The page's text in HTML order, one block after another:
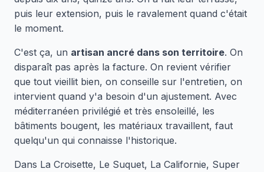
puis leur extension, puis le ravalement quand c'était
le moment.
C'est ça, un artisan ancré dans son territoire. On
disparaît pas après la facture. On revient vérifier
que tout vieillit bien, on conseille sur l'entretien, on
intervient quand y'a besoin d'un ajustement. Avec
méditerranéen privilégié et très ensoleillé, les
bâtiments bougent, les matériaux travaillent, faut
quelqu'un qui connaisse l'historique.
Dans La Croisette, Le Suquet, La Californie, Super